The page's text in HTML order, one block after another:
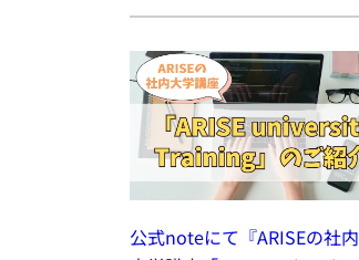
公式noteにて『ARISEの社内